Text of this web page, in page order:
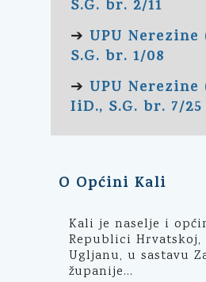
S.G. br. 2/11
➔ UPU Nerezine
S.G. br. 1/08
➔ UPU Nerezine
IiD., S.G. br. 7/25
O Općini Kali
Kali je naselje i
Republici Hrvatskoj,
Ugljanu, u sastavu
županije...